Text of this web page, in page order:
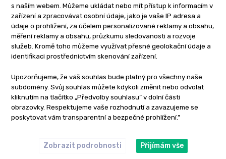
O nás
Kontakt
Reklama
Zásady soukromí
Cookies
Etický kodex
Redakce
s naším webem. Můžeme ukládat nebo mít přístup k informacím v
zařízení a zpracovávat osobní údaje, jako je vaše IP adresa a
údaje o prohlížení, za účelem personalizované reklamy a obsahu,
měření reklamy a obsahu, průzkumu sledovanosti a rozvoje
služeb. Kromě toho můžeme využívat přesné geolokační údaje a
identifikaci prostřednictvím skenování zařízení.
Upozorňujeme, že váš souhlas bude platný pro všechny naše
subdomény. Svůj souhlas můžete kdykoli změnit nebo odvolat
kliknutím na tlačítko „Předvolby souhlasu” v dolní části
obrazovky. Respektujeme vaše rozhodnutí a zavazujeme se
poskytovat vám transparentní a bezpečné prohlížení.”
Zobrazit podrobnosti Přijímám vše